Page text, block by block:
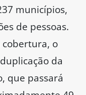
municípios,
de pessoas.
cobertura, o
da
que passará